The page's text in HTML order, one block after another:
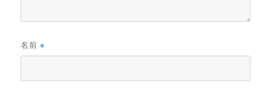
名前※